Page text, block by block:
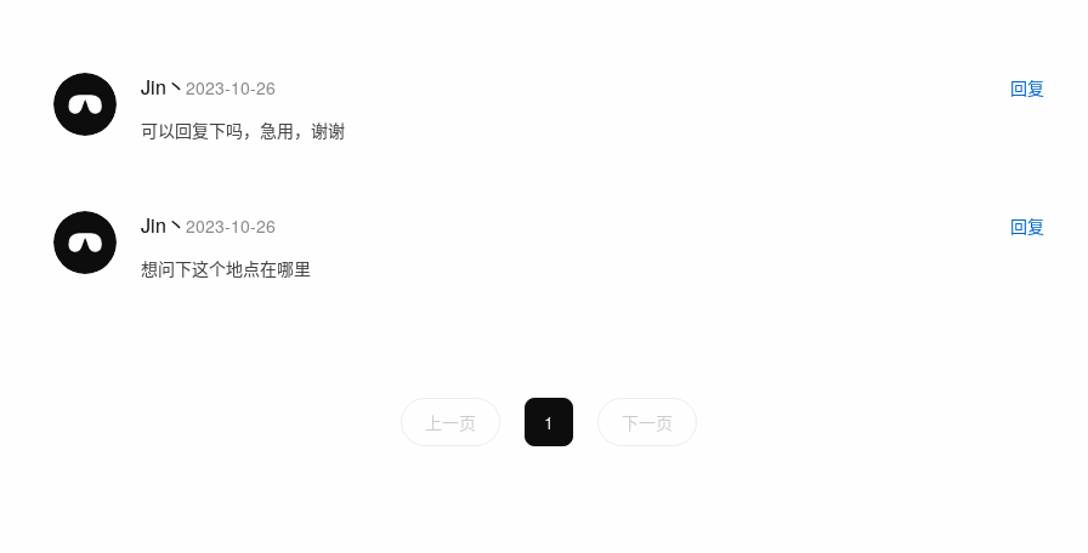
Jin丶 2023-10-26
回复
可以回复下吗，急用，谢谢
Jin丶 2023-10-26
回复
想问下这个地点在哪里
上一页 1 下一页